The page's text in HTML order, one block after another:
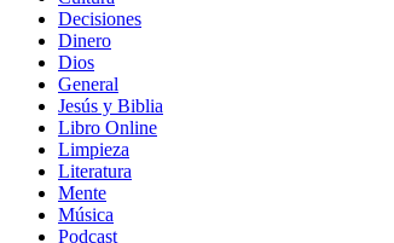
Decisiones
Dinero
Dios
General
Jesús y Biblia
Libro Online
Limpieza
Literatura
Mente
Música
Podcast